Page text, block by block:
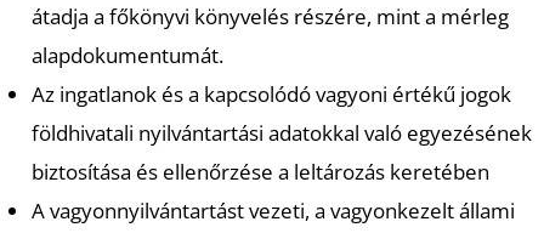
átadja a főkönyvi könyvelés részére, mint a mérleg
alapdokumentumát.
Az ingatlanok és a kapcsolódó vagyoni értékű jogok
földhivatali nyilvántartási adatokkal való egyezésének
biztosítása és ellenőrzése a leltározás keretében
A vagyonnyilvántartást vezeti, a vagyonkezelt állami